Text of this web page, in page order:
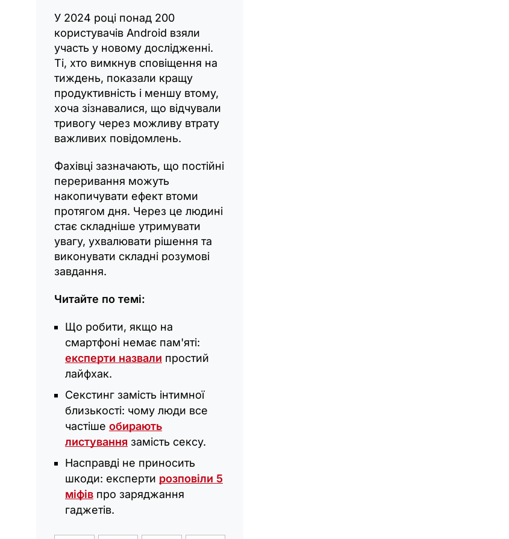
У 2024 році понад 200
користувачів Android взяли
участь у новому дослідженні.
Ті, хто вимкнув сповіщення на
тиждень, показали кращу
продуктивність і меншу втому,
хоча зізнавалися, що відчували
тривогу через можливу втрату
важливих повідомлень.
Фахівці зазначають, що постійні
переривання можуть
накопичувати ефект втоми
протягом дня. Через це людині
стає складніше утримувати
увагу, ухвалювати рішення та
виконувати складні розумові
завдання.
Читайте по темі:
Що робити, якщо на
смартфоні немає пам'яті:
експерти назвали простий
лайфхак.
Секстинг замість інтимної
близькості: чому люди все
частіше обирають
листування замість сексу.
Насправді не приносить
шкоди: експерти розповіли 5
міфів про заряджання
гаджетів.